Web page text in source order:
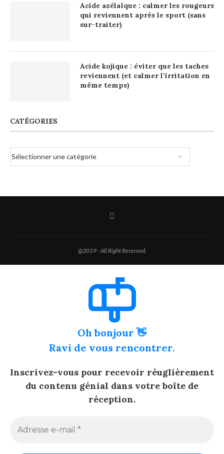
Acide azélaïque : calmer les rougeurs
qui reviennent après le sport (sans
sur-traiter)
Acide kojique : éviter que les taches
reviennent (et calmer l’irritation en
même temps)
CATÉGORIES
@2019 - All Right Reserved.
Oh bonjour 👋
Ravi de vous rencontrer.
Inscrivez-vous pour recevoir réuglièrement
du contenu génial dans votre boîte de
réception.